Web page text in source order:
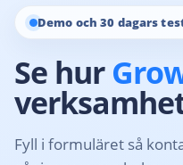
Demo och 30 dagars
Se hur
Fyll i formuläret så